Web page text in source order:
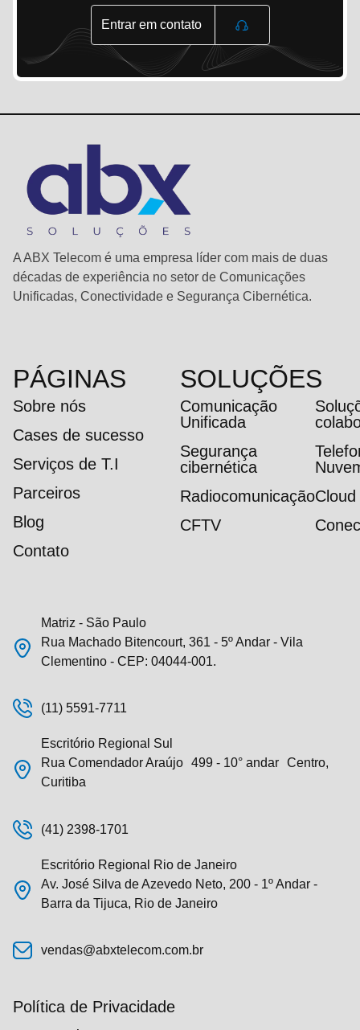
Entrar em contato
A ABX Telecom é uma empresa líder com mais de duas
décadas de experiência no setor de Comunicações
Unificadas, Conectividade e Segurança Cibernética.
PÁGINAS
Sobre nós
Cases de sucesso
Serviços de T.I
Parceiros
Blog
Contato
SOLUÇÕES
Comunicação
Unificada
Segurança
cibernética
RadiocomunicaçãoCloud
CFTV
Matriz - São Paulo
Rua Machado Bitencourt, 361 - 5º Andar - Vila
Clementino - CEP: 04044-001.
(11) 5591-7711
Escritório Regional Sul
Rua Comendador Araújo 499 - 10° andar Centro,
Curitiba
(41) 2398-1701
Escritório Regional Rio de Janeiro
Av. José Silva de Azevedo Neto, 200 - 1º Andar -
Barra da Tijuca, Rio de Janeiro
vendas@abxtelecom.com.br
Política de Privacidade